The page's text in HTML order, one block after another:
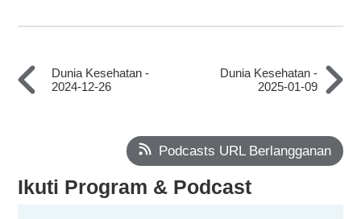
Dunia Kesehatan -
2024-12-26
Dunia Kesehatan -
2025-01-09
Podcasts URL Berlangganan
Ikuti Program & Podcast